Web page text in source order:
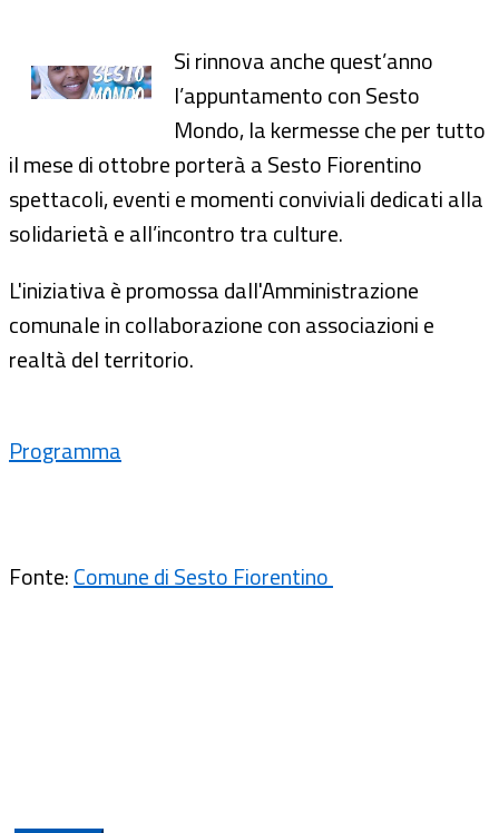
Si rinnova anche quest’anno
l’appuntamento con Sesto
Mondo, la kermesse che per tutto
il mese di ottobre porterà a Sesto Fiorentino
spettacoli, eventi e momenti conviviali dedicati alla
solidarietà e all’incontro tra culture.
L'iniziativa è promossa dall'Amministrazione
comunale in collaborazione con associazioni e
realtà del territorio.
Programma
Fonte:Comune di Sesto Fiorentino